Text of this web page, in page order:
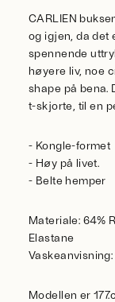
CARLIEN
og igjen, da det
spennende
høyere liv, noe
shape på bena.
t-skjorte, til en
- Kongle-formet
- Høy på livet.
- Belte hemper
Materiale: 64%
Elastane
Modellen er